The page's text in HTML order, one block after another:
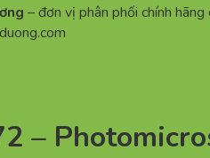
– đơn vị phân phối chính
–